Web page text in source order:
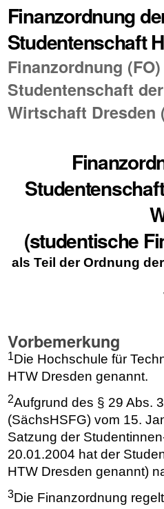
Finanzordnung
Studentenschaft
Finanzordnung
Studentenschaft
Wirtschaft Dresden
(studentische
als Teil der Ordnung
Vorbemerkung
1Die Hochschule für
HTW Dresden genannt.
2Aufgrund des § 29 Abs.
(SächsHSFG) vom 15.
Satzung der
20.01.2004 hat der
HTW Dresden genannt)
3Die Finanzordnung